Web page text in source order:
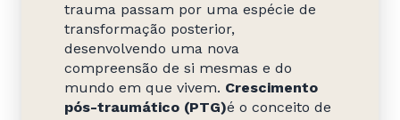
trauma passam por uma espécie de
transformação posterior,
desenvolvendo uma nova
compreensão de si mesmas e do
mundo em que vivem. Crescimento
pós-traumático (PTG)é o conceito de